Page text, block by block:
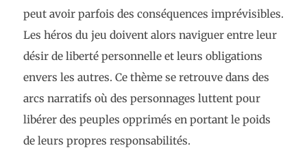
peut avoir parfois des conséquences imprévisibles.
Les héros du jeu doivent alors naviguer entre leur
désir de liberté personnelle et leurs obligations
envers les autres. Ce thème se retrouve dans des
arcs narratifs où des personnages luttent pour
libérer des peuples opprimés en portant le poids
de leurs propres responsabilités.